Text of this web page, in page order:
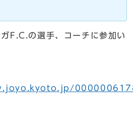
F.C.の選手、コーチに参加い